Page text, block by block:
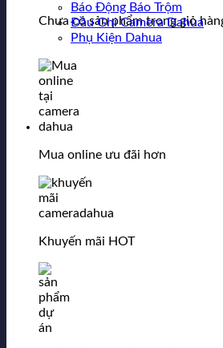
Chưa có sản phẩm trong giỏ
Báo Động Báo Trộm
Đầu Ghi Camera Dahua
Phụ Kiện Dahua
Mua online ưu đãi hơn
Khuyến mãi HOT